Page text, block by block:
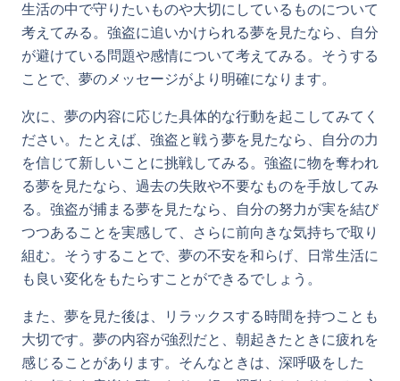
生活の中で守りたいものや大切にしているものについて
考えてみる。強盗に追いかけられる夢を見たなら、自分
が避けている問題や感情について考えてみる。そうする
ことで、夢のメッセージがより明確になります。
次に、夢の内容に応じた具体的な行動を起こしてみてく
ださい。たとえば、強盗と戦う夢を見たなら、自分の力
を信じて新しいことに挑戦してみる。強盗に物を奪われ
る夢を見たなら、過去の失敗や不要なものを手放してみ
る。強盗が捕まる夢を見たなら、自分の努力が実を結び
つつあることを実感して、さらに前向きな気持ちで取り
組む。そうすることで、夢の不安を和らげ、日常生活に
も良い変化をもたらすことができるでしょう。
また、夢を見た後は、リラックスする時間を持つことも
大切です。夢の内容が強烈だと、朝起きたときに疲れを
感じることがあります。そんなときは、深呼吸をした